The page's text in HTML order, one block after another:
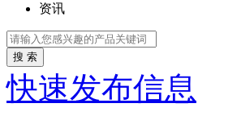
资讯
搜 索
快速发布信息